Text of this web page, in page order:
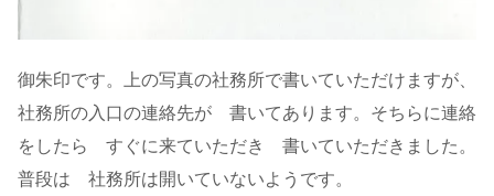
御朱印です。上の写真の社務所で書いていただけますが、
社務所の入口の連絡先が 書いてあります。そちらに連絡
をしたら すぐに来ていただき 書いていただきました。
普段は 社務所は開いていないようです。